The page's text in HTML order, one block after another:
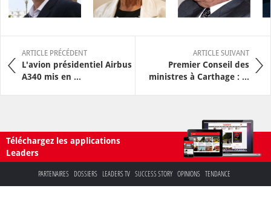
ARTICLE PRÉCÉDENT
L'avion présidentiel Airbus
A340 mis en ...
ARTICLE SUIVANT
Premier Conseil des
ministres à Carthage : ...
Téléchargez les applications
Leaders
PARTENAIRES DOSSIERS LEADERS TV SUCCESS STORY OPINIONS TENDANCE